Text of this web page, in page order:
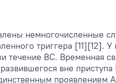
немногочисленные
триггера [11][12].
течение ВС. Временная
вне
проявлением